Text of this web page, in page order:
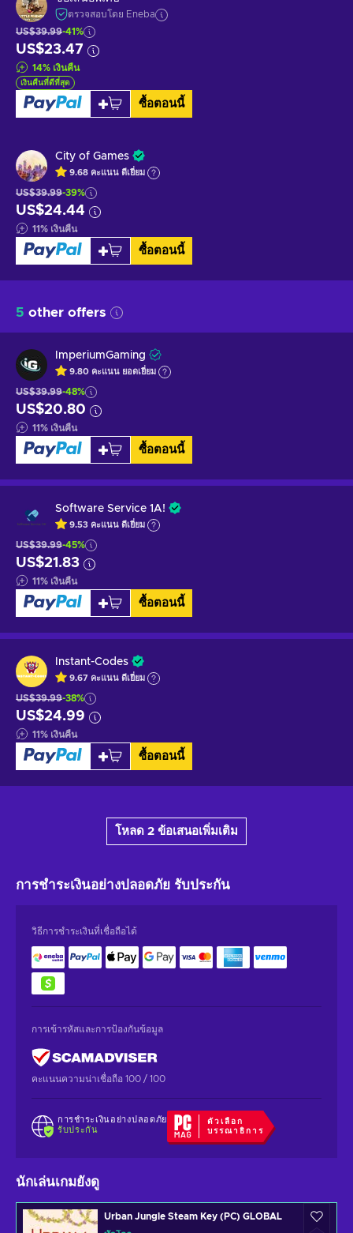
ตรวจสอบโดย Eneba
US$39.99-41%
US$23.47
14% เงินคืน
เงินคืนที่ดีที่สุด
ซื้อตอนนี้
City of Games
9.68 คะแนน ดีเยี่ยม
US$39.99-39%
US$24.44
11% เงินคืน
ซื้อตอนนี้
5 other offers
ImperiumGaming
9.80 คะแนน ยอดเยี่ยม
US$39.99-48%
US$20.80
11% เงินคืน
ซื้อตอนนี้
Software Service 1A!
9.53 คะแนน ดีเยี่ยม
US$39.99-45%
US$21.83
11% เงินคืน
ซื้อตอนนี้
Instant-Codes
9.67 คะแนน ดีเยี่ยม
US$39.99-38%
US$24.99
11% เงินคืน
ซื้อตอนนี้
โหลด 2 ข้อเสนอเพิ่มเติม
การชำระเงินอย่างปลอดภัย รับประกัน
วิธีการชำระเงินที่เชื่อถือได้
การเข้ารหัสและการป้องกันข้อมูล
คะแนนความน่าเชื่อถือ 100 / 100
การชำระเงินอย่างปลอดภัย
รับประกัน
ตัวเลือก
บรรณาธิการ
นักเล่นเกมยังดู
Urban Jungle Steam Key (PC) GLOBAL